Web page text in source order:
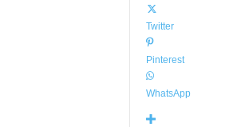
Twitter
Pinterest
WhatsApp